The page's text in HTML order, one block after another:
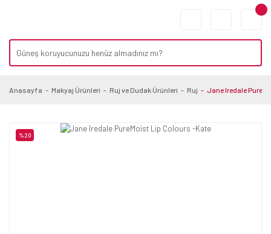
Anasayfa Makyaj Ürünleri Ruj ve Dudak Ürünleri Ruj Jane Iredale
%20